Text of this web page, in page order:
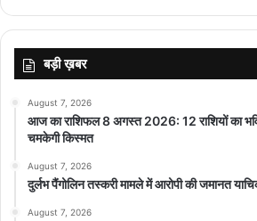
बड़ी ख़बर
August 7, 2026
आज का राशिफल 8 अगस्त 2026: 12 राशियों का
चमकेगी किस्मत
August 7, 2026
दुर्लभ पैंगोलिन तस्करी मामले में आरोपी की जमानत
August 7, 2026